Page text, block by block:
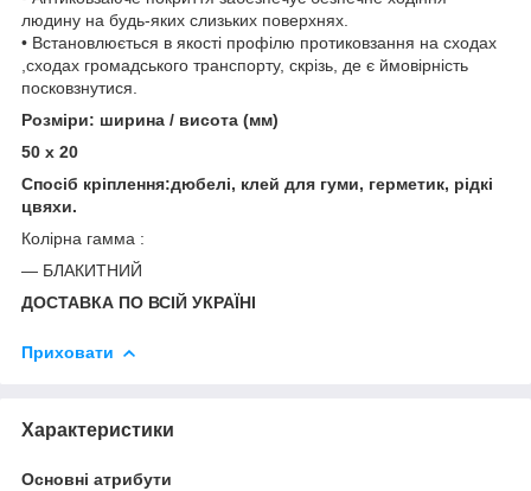
людину на будь-яких слизьких поверхнях.
• Встановлюється в якості профілю протиковзання на сходах
,сходах громадського транспорту, скрізь, де є ймовірність
посковзнутися.
Розміри: ширина / висота (мм)
50 х 20
Спосіб кріплення:дюбелі, клей для гуми, герметик, рідкі
цвяхи.
Колірна гамма :
― БЛАКИТНИЙ
ДОСТАВКА ПО ВСІЙ УКРАЇНІ
Приховати
Характеристики
Основні атрибути